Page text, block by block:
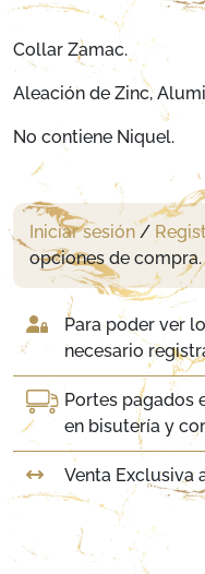
Collar Zamac.
Aleación de Zinc,
No contiene Niquel.
Iniciar sesión/
opciones de compra.
Para poder ver
necesario
Portes pagados
en bisutería y
Venta Exclusiva